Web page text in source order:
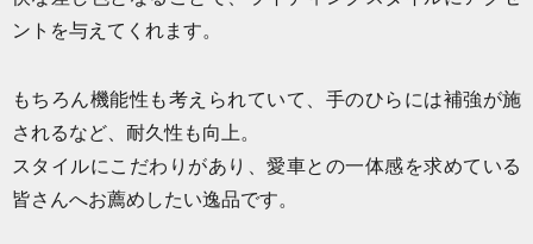
ントを与えてくれます。
もちろん機能性も考えられていて、手のひらには補強が施
されるなど、耐久性も向上。
スタイルにこだわりがあり、愛車との一体感を求めている
皆さんへお薦めしたい逸品です。